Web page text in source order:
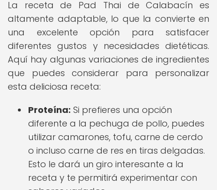
La receta de Pad Thai de Calabacín es
altamente adaptable, lo que la convierte en
una excelente opción para satisfacer
diferentes gustos y necesidades dietéticas.
Aquí hay algunas variaciones de ingredientes
que puedes considerar para personalizar
esta deliciosa receta:
Proteína: Si prefieres una opción
diferente a la pechuga de pollo, puedes
utilizar camarones, tofu, carne de cerdo
o incluso carne de res en tiras delgadas.
Esto le dará un giro interesante a la
receta y te permitirá experimentar con